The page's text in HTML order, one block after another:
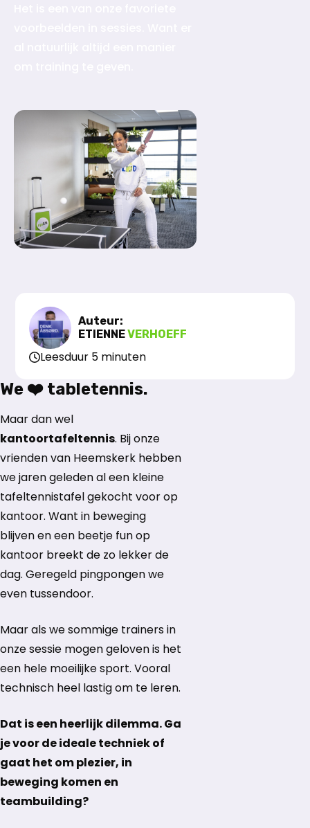
Auteur:
ETIENNEVERHOEFF
Leesduur 5 minuten
We ❤️ tabletennis.
Maar dan wel
kantoortafeltennis. Bij onze
vrienden van Heemskerk hebben
we jaren geleden al een kleine
tafeltennistafel gekocht voor op
kantoor. Want in beweging
blijven en een beetje fun op
kantoor breekt de zo lekker de
dag. Geregeld pingpongen we
even tussendoor.
Maar als we sommige trainers in
onze sessie mogen geloven is het
een hele moeilijke sport. Vooral
technisch heel lastig om te leren.
Dat is een heerlijk dilemma. Ga
je voor de ideale techniek of
gaat het om plezier, in
beweging komen en
teambuilding?